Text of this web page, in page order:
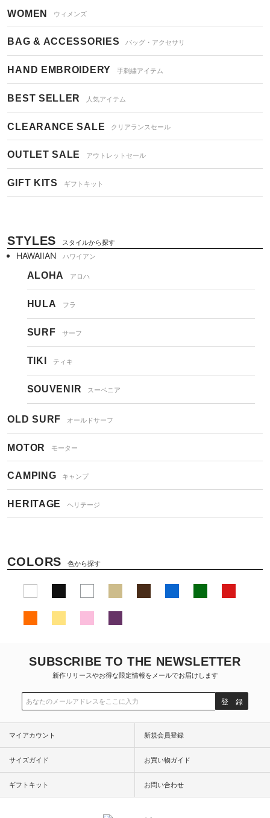
WOMEN ウィメンズ
BAG & ACCESSORIES バッグ・アクセサリ
HAND EMBROIDERY 手刺繍アイテム
BEST SELLER 人気アイテム
CLEARANCE SALE クリアランスセール
OUTLET SALE アウトレットセール
GIFT KITS ギフトキット
STYLES スタイルから探す
HAWAIIAN ハワイアン
ALOHA アロハ
HULA フラ
SURF サーフ
TIKI ティキ
SOUVENIR スーベニア
OLD SURF オールドサーフ
MOTOR モーター
CAMPING キャンプ
HERITAGE ヘリテージ
COLORS 色から探す
SUBSCRIBE TO THE NEWSLETTER
新作リリースやお得な限定情報をメールでお届けします
登 録
マイアカウント 新規会員登録
サイズガイド お買い物ガイド
ギフトキット お問い合わせ